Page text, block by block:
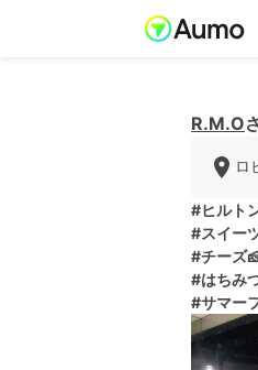
R.M.O
ロ
#ヒルト
#スイー
#チーズ
#はちみ
#サマー